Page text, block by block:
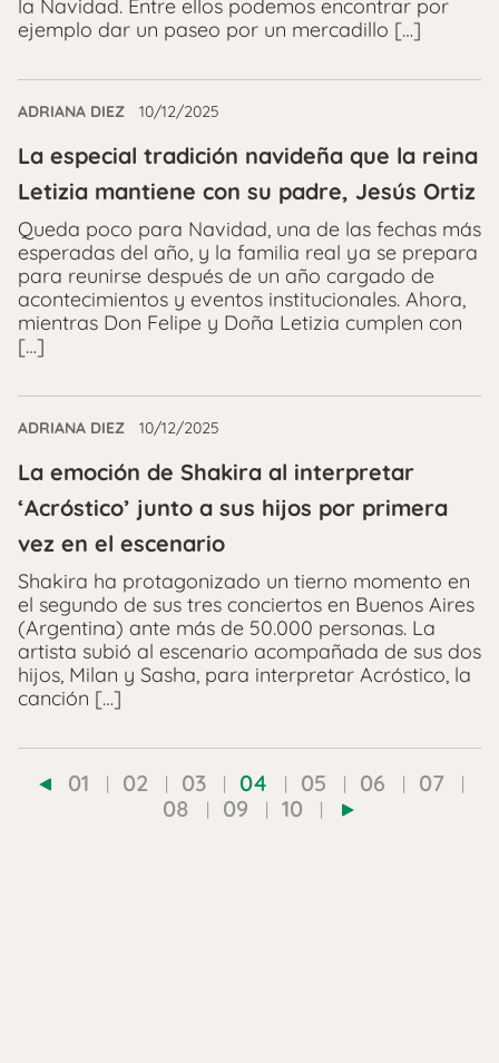
la Navidad. Entre ellos podemos encontrar por
ejemplo dar un paseo por un mercadillo […]
ADRIANA DIEZ 10/12/2025
La especial tradición navideña que la reina
Letizia mantiene con su padre, Jesús Ortiz
Queda poco para Navidad, una de las fechas más
esperadas del año, y la familia real ya se prepara
para reunirse después de un año cargado de
acontecimientos y eventos institucionales. Ahora,
mientras Don Felipe y Doña Letizia cumplen con
[…]
ADRIANA DIEZ 10/12/2025
La emoción de Shakira al interpretar
‘Acróstico’ junto a sus hijos por primera
vez en el escenario
Shakira ha protagonizado un tierno momento en
el segundo de sus tres conciertos en Buenos Aires
(Argentina) ante más de 50.000 personas. La
artista subió al escenario acompañada de sus dos
hijos, Milan y Sasha, para interpretar Acróstico, la
canción […]
01 02 03 04 05 06
07
08
09 10